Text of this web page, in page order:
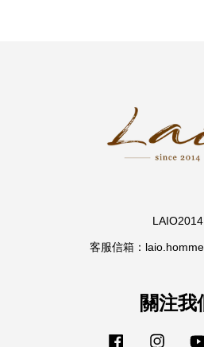
LAIO2014
客服信箱：
關注我
Facebook